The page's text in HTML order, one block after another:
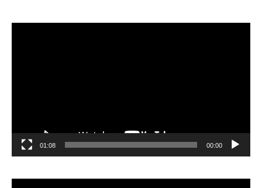
00:00
01:08